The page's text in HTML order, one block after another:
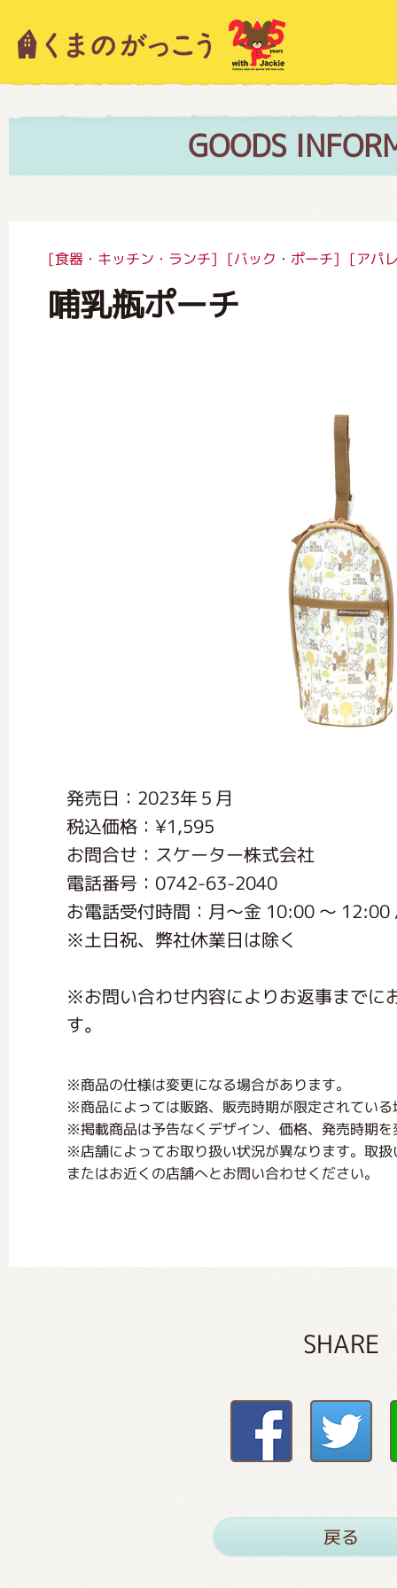
GOODS
[食器・キッチン・ランチ] [バック・ポーチ] [アパ
哺乳瓶ポーチ
発売日：2023年５月
税込価格：¥1,595
お問合せ：スケーター株式会社
電話番号：0742-63-2040
お電話受付時間：月〜金 10:00 〜
※土日祝、弊社休業日は除く
※お問い合わせ内容によりお返事までに
す。
※商品の仕様は変更になる場合があります。
※商品によっては販路、販売時期が限定されてい
※掲載商品は予告なくデザイン、価格、発売時期
※店舗によってお取り扱い状況が異なります。取
またはお近くの店舗へとお問い合わせください。
SHARE
戻る
キャラクター紹介
絵本・作家紹介
ミュージカル・コンサート
おたのしみコンテンツ(クイズ・
くまのがっこう しょくいんしつ
くまのがっこう 家庭科部